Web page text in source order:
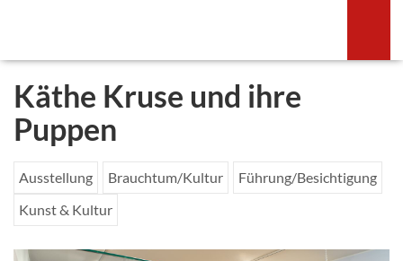
Käthe Kruse und ihre
Puppen
Ausstellung Brauchtum/Kultur
Führung/Besichtigung
Kunst & Kultur